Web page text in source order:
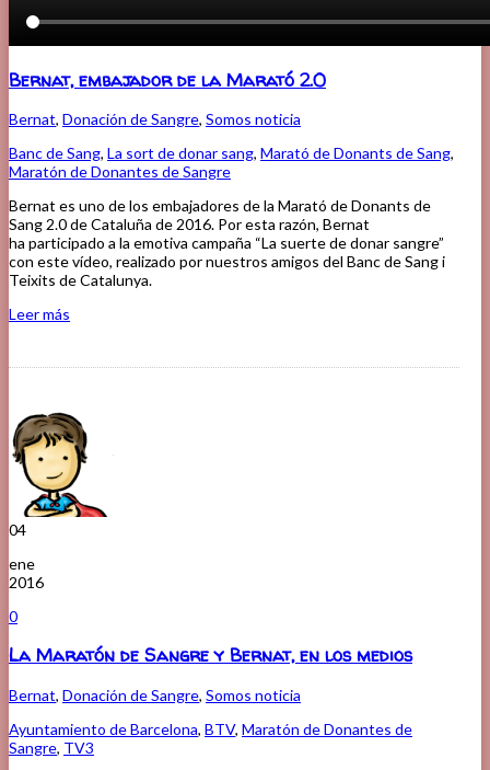
Bernat, embajador de la Marató 2.0
Bernat, Donación de Sangre, Somos noticia
Banc de Sang, La sort de donar sang, Marató de Donants de Sang,
Maratón de Donantes de Sangre
Bernat es uno de los embajadores de la Marató de Donants de
Sang 2.0 de Cataluña de 2016. Por esta razón, Bernat
ha participado a la emotiva campaña “La suerte de donar sangre”
con este vídeo, realizado por nuestros amigos del Banc de Sang i
Teixits de Catalunya.
Leer más
04
ene
2016
0
La Maratón de Sangre y Bernat, en los medios
Bernat, Donación de Sangre, Somos noticia
Ayuntamiento de Barcelona, BTV, Maratón de Donantes de
Sangre, TV3